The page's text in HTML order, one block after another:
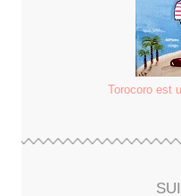
Torocoro est